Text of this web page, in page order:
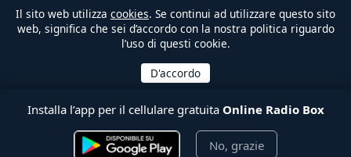
Il sito web utilizza cookies. Se continui ad utilizzare questo sito
web, significa che sei d’accordo con la nostra politica riguardo
l’uso di questi cookie.
Installa l’app per il cellulare gratuita Online Radio Box
No, grazie